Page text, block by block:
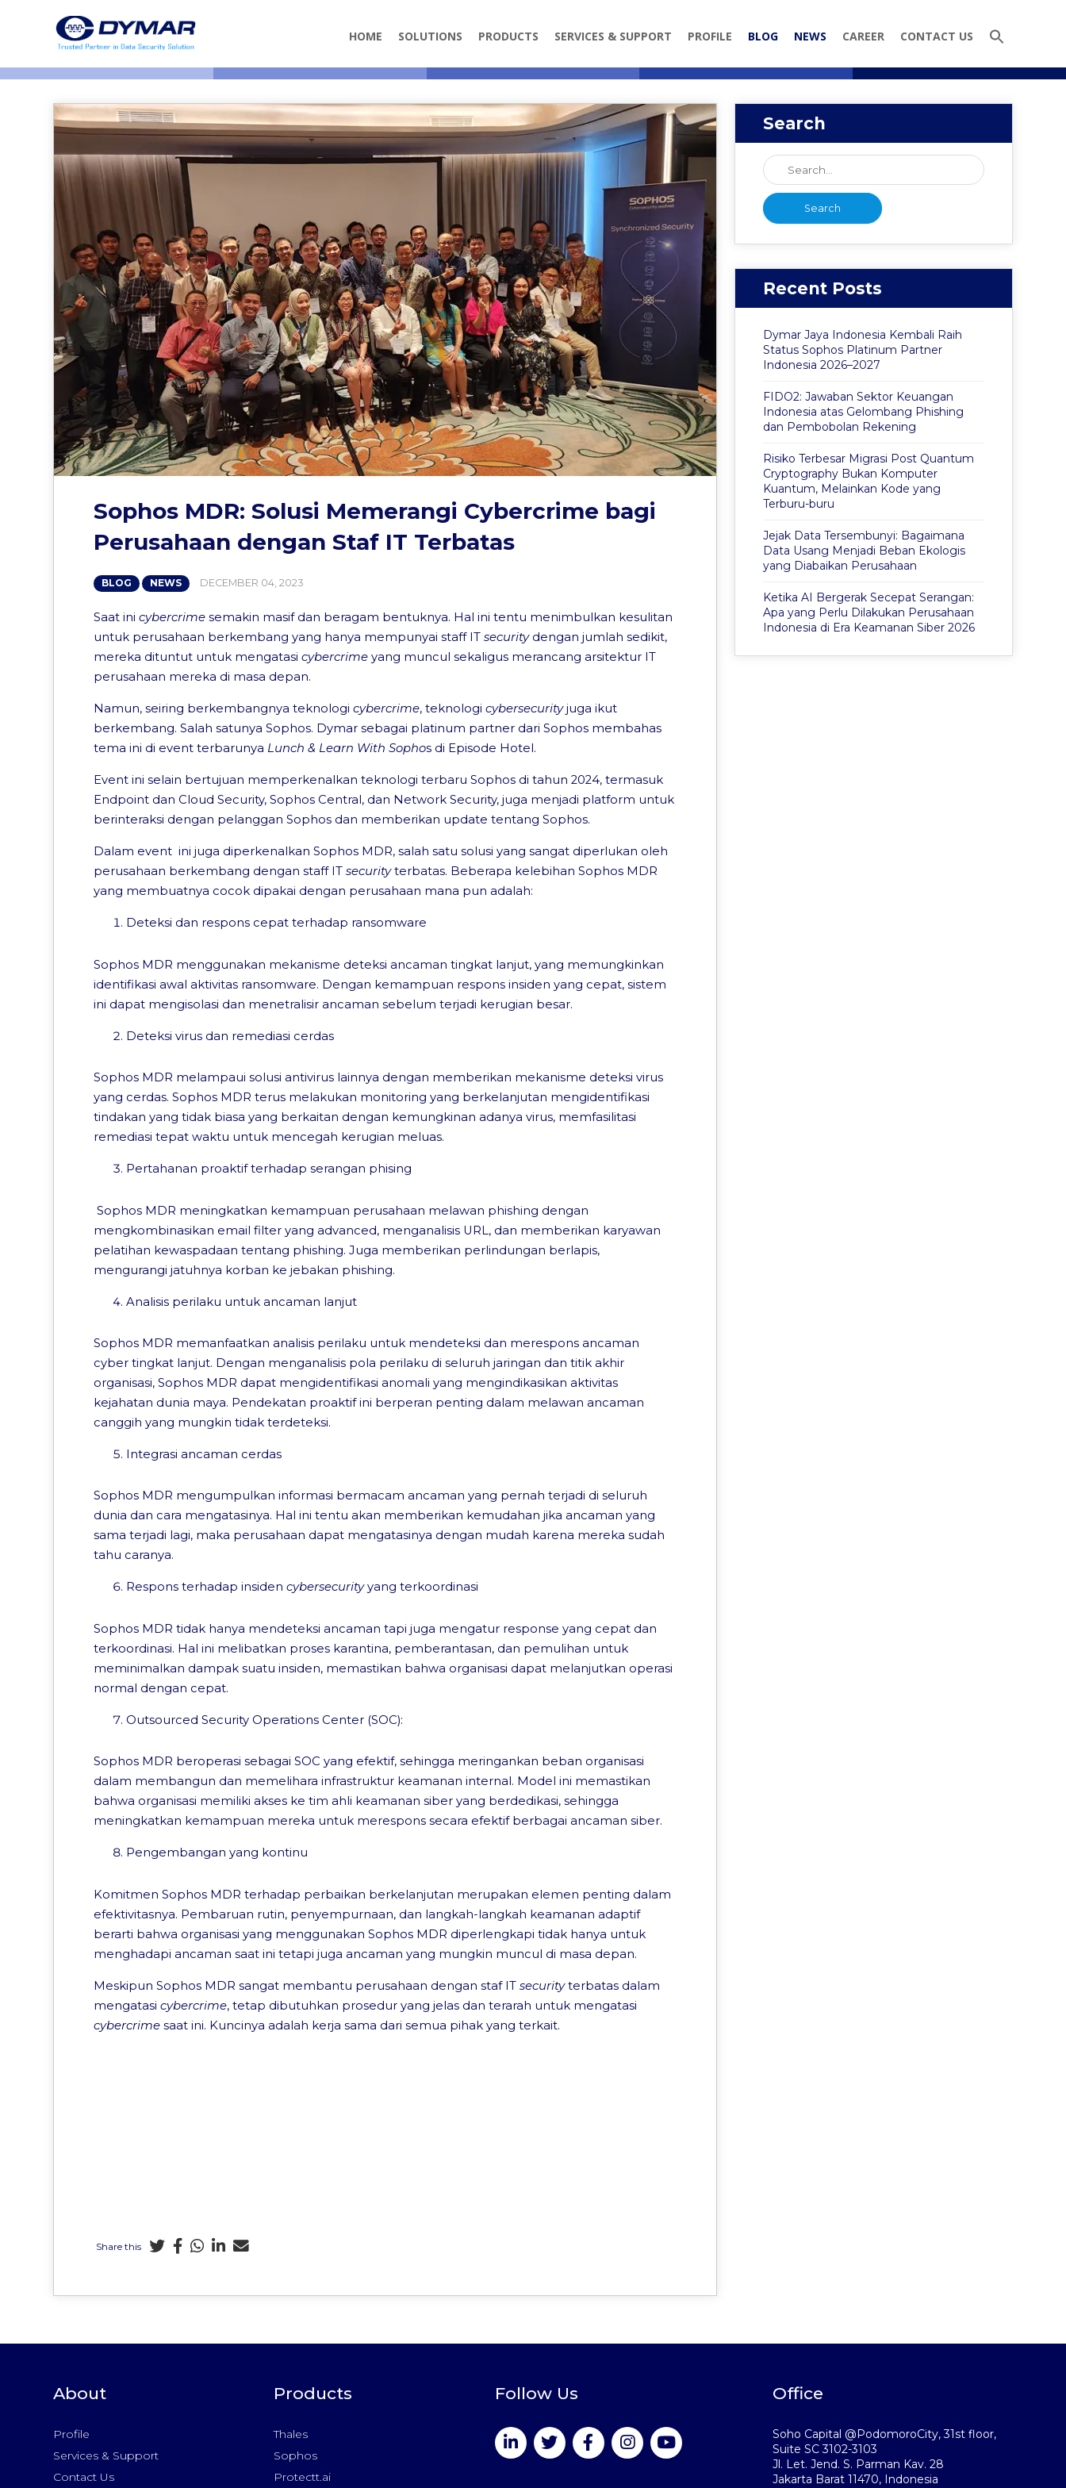
HOME SOLUTIONS PRODUCTS SERVICES & SUPPORT PROFILE BLOG NEWS CAREER CONTACT US
Sophos MDR: Solusi Memerangi Cybercrime bagi
Perusahaan dengan Staf IT Terbatas
BLOG NEWS DECEMBER 04, 2023
Saat inicybercrime semakin masif dan beragam bentuknya. Hal ini tentu menimbulkan kesulitan
untuk perusahaan berkembang yang hanya mempunyai staff ITsecuritydengan jumlah sedikit,
mereka dituntut untuk mengatasicybercrime yang muncul sekaligus merancang arsitektur IT
perusahaan mereka di masa depan.
Namun, seiring berkembangnya teknologicybercrime, teknologicybersecurityjuga ikut
berkembang. Salah satunya Sophos. Dymar sebagai platinum partner dari Sophos membahas
tema ini di event terbarunya Lunch & Learn With Sophos di Episode Hotel.
Event ini selain bertujuan memperkenalkan teknologi terbaru Sophos di tahun 2024, termasuk
Endpoint dan Cloud Security, Sophos Central, dan Network Security, juga menjadi platform untuk
berinteraksi dengan pelanggan Sophos dan memberikan update tentang Sophos.
Dalam event ini juga diperkenalkan Sophos MDR, salah satu solusi yang sangat diperlukan oleh
perusahaan berkembang dengan staff ITsecurityterbatas. Beberapa kelebihan Sophos MDR
yang membuatnya cocok dipakai dengan perusahaan mana pun adalah:
Deteksi dan respons cepat terhadap ransomware
Sophos MDR menggunakan mekanisme deteksi ancaman tingkat lanjut, yang memungkinkan
identifikasi awal aktivitas ransomware. Dengan kemampuan respons insiden yang cepat, sistem
ini dapat mengisolasi dan menetralisir ancaman sebelum terjadi kerugian besar.
Deteksi virus dan remediasi cerdas
Sophos MDR melampaui solusi antivirus lainnya dengan memberikan mekanisme deteksi virus
yang cerdas. Sophos MDR terus melakukan monitoring yang berkelanjutan mengidentifikasi
tindakan yang tidak biasa yang berkaitan dengan kemungkinan adanya virus, memfasilitasi
remediasi tepat waktu untuk mencegah kerugian meluas.
Pertahanan proaktif terhadap serangan phising
Sophos MDR meningkatkan kemampuan perusahaan melawan phishing dengan
mengkombinasikan email filter yang advanced, menganalisis URL, dan memberikan karyawan
pelatihan kewaspadaan tentang phishing. Juga memberikan perlindungan berlapis,
mengurangi jatuhnya korban ke jebakan phishing.
Analisis perilaku untuk ancaman lanjut
Sophos MDR memanfaatkan analisis perilaku untuk mendeteksi dan merespons ancaman
cyber tingkat lanjut. Dengan menganalisis pola perilaku di seluruh jaringan dan titik akhir
organisasi, Sophos MDR dapat mengidentifikasi anomali yang mengindikasikan aktivitas
kejahatan dunia maya. Pendekatan proaktif ini berperan penting dalam melawan ancaman
canggih yang mungkin tidak terdeteksi.
Integrasi ancaman cerdas
Sophos MDR mengumpulkan informasi bermacam ancaman yang pernah terjadi di seluruh
dunia dan cara mengatasinya. Hal ini tentu akan memberikan kemudahan jika ancaman yang
sama terjadi lagi, maka perusahaan dapat mengatasinya dengan mudah karena mereka sudah
tahu caranya.
Respons terhadap insidencybersecurityyang terkoordinasi
Sophos MDR tidak hanya mendeteksi ancaman tapi juga mengatur response yang cepat dan
terkoordinasi. Hal ini melibatkan proses karantina, pemberantasan, dan pemulihan untuk
meminimalkan dampak suatu insiden, memastikan bahwa organisasi dapat melanjutkan operasi
normal dengan cepat.
Outsourced Security Operations Center (SOC):
Sophos MDR beroperasi sebagai SOC yang efektif, sehingga meringankan beban organisasi
dalam membangun dan memelihara infrastruktur keamanan internal. Model ini memastikan
bahwa organisasi memiliki akses ke tim ahli keamanan siber yang berdedikasi, sehingga
meningkatkan kemampuan mereka untuk merespons secara efektif berbagai ancaman siber.
Pengembangan yang kontinu
Komitmen Sophos MDR terhadap perbaikan berkelanjutan merupakan elemen penting dalam
efektivitasnya. Pembaruan rutin, penyempurnaan, dan langkah-langkah keamanan adaptif
berarti bahwa organisasi yang menggunakan Sophos MDR diperlengkapi tidak hanya untuk
menghadapi ancaman saat ini tetapi juga ancaman yang mungkin muncul di masa depan.
Meskipun Sophos MDR sangat membantu perusahaan dengan staf ITsecurityterbatas dalam
mengatasicybercrime, tetap dibutuhkan prosedur yang jelas dan terarah untuk mengatasi
cybercrime saat ini. Kuncinya adalah kerja sama dari semua pihak yang terkait.
Share this
Search
Recent Posts
Dymar Jaya Indonesia Kembali Raih
Status Sophos Platinum Partner
Indonesia 2026–2027
FIDO2: Jawaban Sektor Keuangan
Indonesia atas Gelombang Phishing
dan Pembobolan Rekening
Risiko Terbesar Migrasi Post Quantum
Cryptography Bukan Komputer
Kuantum, Melainkan Kode yang
Terburu-buru
Jejak Data Tersembunyi: Bagaimana
Data Usang Menjadi Beban Ekologis
yang Diabaikan Perusahaan
Ketika AI Bergerak Secepat Serangan:
Apa yang Perlu Dilakukan Perusahaan
Indonesia di Era Keamanan Siber 2026
About
Profile
Services & Support
Contact Us
Products
Thales
Sophos
Protectt.ai
Follow Us Office
Soho Capital @PodomoroCity, 31st floor,
Suite SC 3102-3103
Jl. Let. Jend. S. Parman Kav. 28
Jakarta Barat 11470, Indonesia